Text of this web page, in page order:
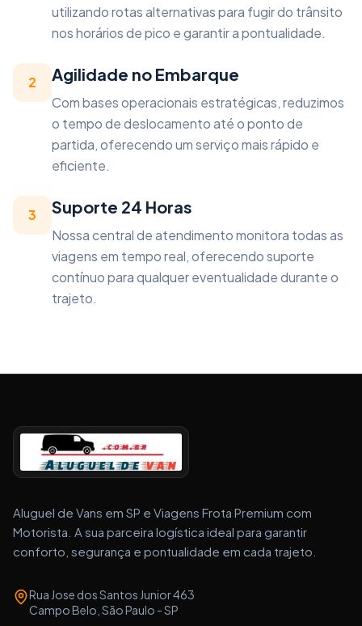
utilizando rotas alternativas para fugir do trânsito
nos horários de pico e garantir a pontualidade.
2 Agilidade no Embarque
Com bases operacionais estratégicas, reduzimos
o tempo de deslocamento até o ponto de
partida, oferecendo um serviço mais rápido e
eficiente.
3 Suporte 24 Horas
Nossa central de atendimento monitora todas as
viagens em tempo real, oferecendo suporte
contínuo para qualquer eventualidade durante o
trajeto.
Aluguel de Vans em SP e Viagens Frota Premium com
Motorista. A sua parceira logística ideal para garantir
conforto, segurança e pontualidade em cada trajeto.
Rua Jose dos Santos Junior 463
Campo Belo, São Paulo - SP